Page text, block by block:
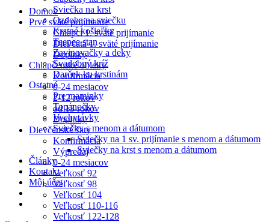
Sviečka na krst
Ozdoba na sviečku
Krstné košieľky
Teepee stan
Zavinovačky a deky
Svadobný kríž
Darček ku krstinám
Ostatné
Pre maminky
Topánočky
Vychytávky
Sviečky s menom a dátumom
Sviečky na 1 sv. prijímanie s menom a dátumom
Sviečky na krst s menom a dátumom
Články
Kontakt
Môj účet
Domov
Prvé sväté prijímanie
Chlapci 1. sväté prijímanie
Dievčatá 1. sväté prijímanie
Doplnky
Chlapčenské obleky
Konfirmácia
0-24 mesiacov
2-12 rokov
od 13 rokov
Doplnky
Dievčenské šaty
Konfirmácia
Výpredaj
0-24 mesiacov
Veľkosť 92
Veľkosť 98
Veľkosť 104
Veľkosť 110-116
Veľkosť 122-128